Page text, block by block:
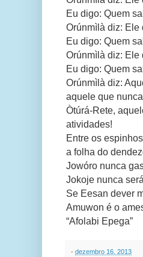
Eu digo: Quem
Orúnmìlà diz: Ele
Eu digo: Quem
Orúnmìlà diz: Ele
Eu digo: Quem
Orúnmìlà diz:
aquele que
Òtúrá-Rete,
atividades!
Entre os
a folha do
Jowóro nunca
Jokoje nunca
Se Eesan dever
Amuwon é o
“Afolabi Epega”
- dezembro 16, 2013